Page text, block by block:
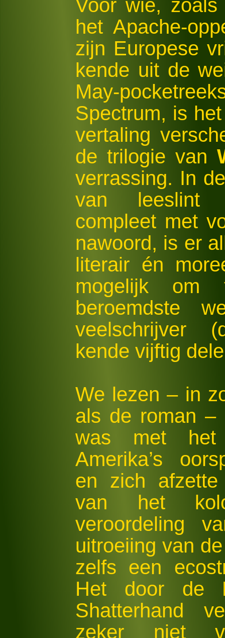
Voor wie,
het Apache-
zijn Europese
kende uit de
May-
Spectrum, is
vertaling
de trilogie van
verrassing. In
van leeslint
compleet met
nawoord, is er
literair én
mogelijk
beroemdste
veelschrijver
kende vijftig
We lezen – in
als de roman –
was met het
Amerika’s
en zich
van het
veroordeling
uitroeiing van
zelfs een
Het door de
Shatterhand
zeker niet